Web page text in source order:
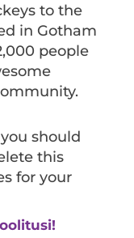
to the
in Gotham
people
should
this
for your